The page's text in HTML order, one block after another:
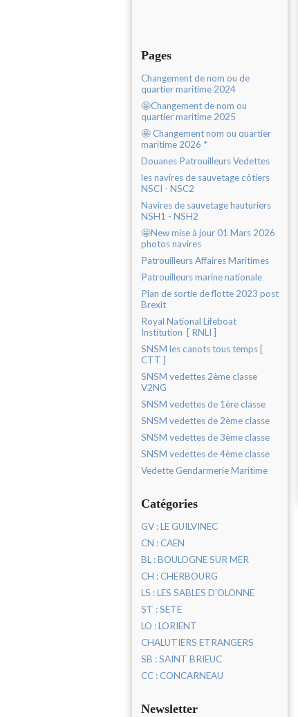
Pages
Changement de nom ou de
quartier maritime 2024
🤩Changement de nom ou
quartier maritime 2025
🤩 Changement nom ou quartier
maritime 2026 *
Douanes Patrouilleurs Vedettes
les navires de sauvetage côtiers
NSCI - NSC2
Navires de sauvetage hauturiers
NSH1 - NSH2
🤩New mise à jour 01 Mars 2026
photos navires
Patrouilleurs Affaires Maritimes
Patrouilleurs marine nationale
Plan de sortie de flotte 2023 post
Brexit
Royal National Lifeboat
Institution [ RNLI ]
SNSM les canots tous temps [
CTT ]
SNSM vedettes 2ème classe
V2NG
SNSM vedettes de 1ère classe
SNSM vedettes de 2ème classe
SNSM vedettes de 3ème classe
SNSM vedettes de 4ème classe
Vedette Gendarmerie Maritime
Catégories
GV : LE GUILVINEC
CN : CAEN
BL : BOULOGNE SUR MER
CH : CHERBOURG
LS : LES SABLES D'OLONNE
ST : SETE
LO : LORIENT
CHALUTIERS ETRANGERS
SB : SAINT BRIEUC
CC : CONCARNEAU
Newsletter